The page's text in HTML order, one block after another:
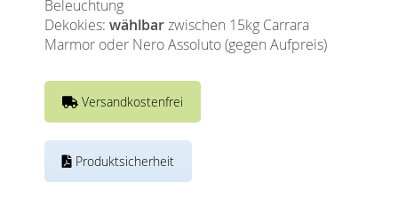
Beleuchtung
Dekokies: wählbarzwischen 15kg Carrara
Marmor oder Nero Assoluto (gegen Aufpreis)
Versandkostenfrei
Produktsicherheit